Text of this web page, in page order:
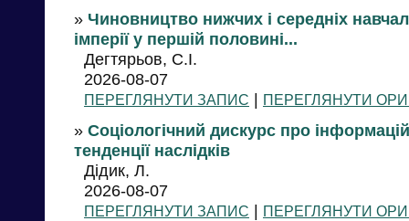
» Чиновництво нижчих і середніх
імперії у першій половині...
Дегтярьов, С.І.
2026-08-07
ПЕРЕГЛЯНУТИ ЗАПИС | ПЕРЕГЛЯНУТИ
» Соціологічний дискурс про
тенденції наслідків
Дідик, Л.
2026-08-07
ПЕРЕГЛЯНУТИ ЗАПИС | ПЕРЕГЛЯНУТИ